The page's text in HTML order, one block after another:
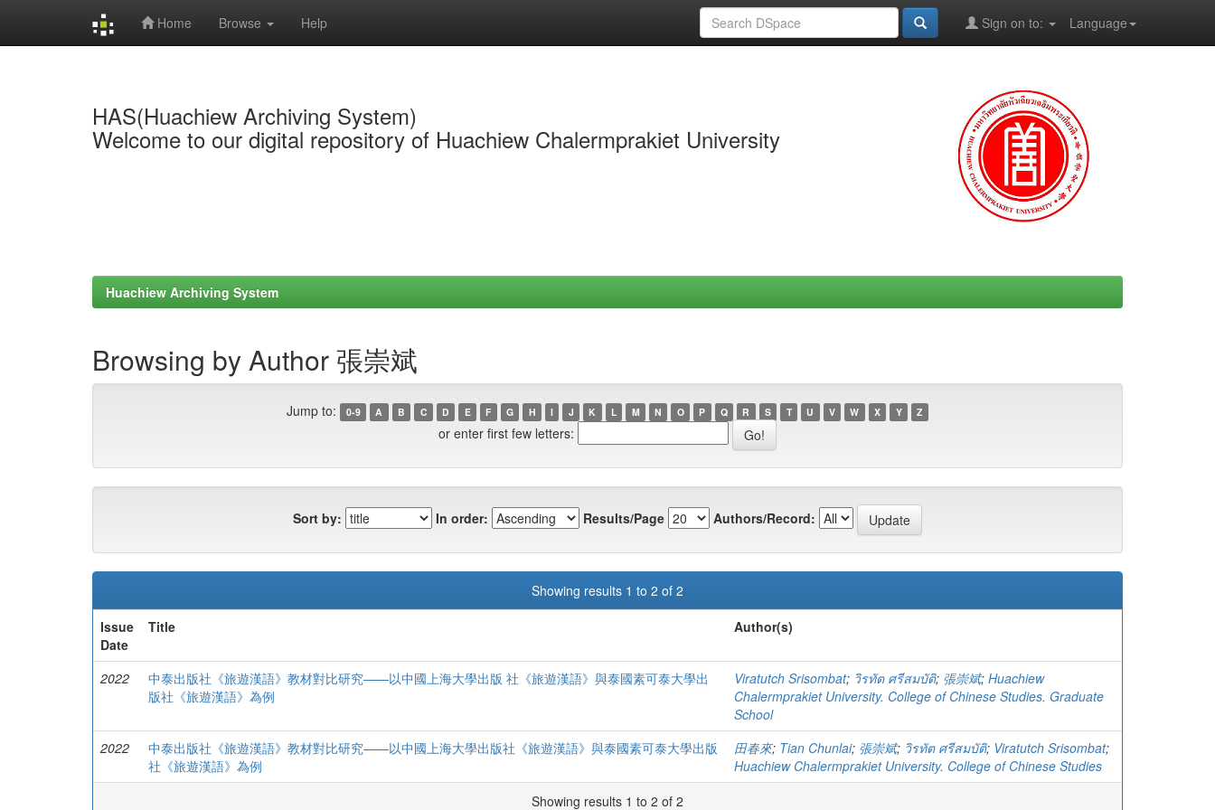
Home Browse Help Language
Sign on to:
HAS(Huachiew Archiving System)
Welcome to our digital repository of Huachiew Chalermprakiet University
Huachiew Archiving System
Browsing by Author 張崇斌
Jump to: 0-9 A B C D E F G H I J K L M N O P Q R S T U V W X Y Z
or enter first few letters:
Sort by: In order: Results/Page Authors/Record:
Showing results 1 to 2 of 2
Issue
Date
Title Author(s)
2022
中泰出版社《旅遊漢語》教材對比研究——以中國上海大學出版 社《旅遊漢語》與泰國素可泰大學出
版社《旅遊漢語》為例
Viratutch Srisombat; วิรทัต ศรีสมบัติ; 張崇斌; Huachiew
Chalermprakiet University. College of Chinese Studies. Graduate
School
2022
中泰出版社《旅遊漢語》教材對比研究——以中國上海大學出版社《旅遊漢語》與泰國素可泰大學出版
社《旅遊漢語》為例
田春來; Tian Chunlai; 張崇斌; วิรทัต ศรีสมบัติ; Viratutch Srisombat;
Huachiew Chalermprakiet University. College of Chinese Studies
Showing results 1 to 2 of 2